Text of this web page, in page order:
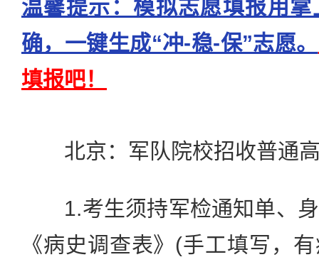
温馨提示：模拟志愿填报用
确，一键生成“冲-稳-保”志愿。
填报吧！
北京：军队院校招收普通高
1.考生须持军检通知单、身
《病史调查表》(手工填写，